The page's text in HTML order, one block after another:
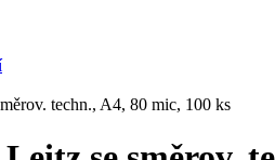
techn., A4, 80 mic, 100 ks